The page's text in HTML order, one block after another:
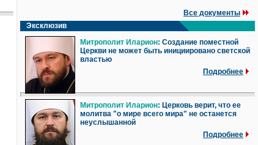
Все документы
Эксклюзив
Митрополит Иларион: Создание поместной
Церкви не может быть инициировано светской
властью
Подробнее
Митрополит Иларион: Церковь верит, что ее
молитва "о мире всего мира" не останется
неуслышанной
Подробнее